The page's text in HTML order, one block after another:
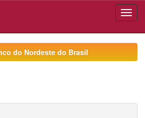
do Nordeste do Brasil